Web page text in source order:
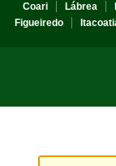
Coari
Lábrea
Figueiredo